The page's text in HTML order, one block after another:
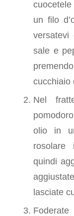
un filo
versatevi
sale e
cucchiaio
Nel
olio in
rosolare
quindi
lasciate